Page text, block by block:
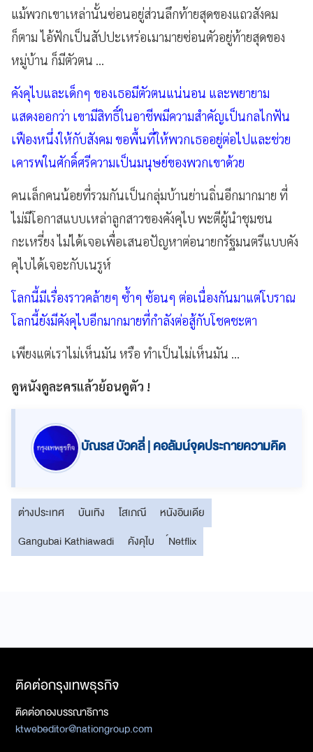
แม้พวกเขาเหล่านั้นซ่อนอยู่ส่วนลึกท้ายสุดของแถวสังคม
ก็ตาม ไอ้ฟักเป็นสัปปะเหร่อเมามายซ่อนตัวอยู่ท้ายสุดของ
หมู่บ้าน ก็มีตัวตน ...
คังคุไบและเด็กๆ ของเธอมีตัวตนแน่นอน และพยายาม
แสดงออกว่า เขามีสิทธิ์ในอาชีพมีความสำคัญเป็นกลไกฟัน
เฟืองหนึ่งให้กับสังคม ขอพื้นที่ให้พวกเธออยู่ต่อไปและช่วย
เคารพในศักดิ์ศรีความเป็นมนุษย์ของพวกเขาด้วย
คนเล็กคนน้อยที่รวมกันเป็นกลุ่มบ้านย่านถิ่นอีกมากมาย ที่
ไม่มีโอกาสแบบเหล่าลูกสาวของคังคุไบ พะตีผู้นำชุมชน
กะเหรี่ยง ไม่ได้เจอเพื่อเสนอปัญหาต่อนายกรัฐมนตรีแบบคัง
คุไบได้เจอะกับเนรูห์
โลกนี้มีเรื่องราวคล้ายๆ ซ้ำๆ ซ้อนๆ ต่อเนื่องกันมาแต่โบราณ
โลกนี้ยังมีคังคุไบอีกมากมายที่กำลังต่อสู้กับโชคชะตา
เพียงแต่เราไม่เห็นมัน หรือ ทำเป็นไม่เห็นมัน ...
ดูหนังดูละครแล้วย้อนดูตัว !
บัณรส บัวคลี่ | คอลัมน์จุดประกายความคิด
ต่างประเทศ บันเทิง โสเภณี
หนังอินเดีย
Gangubai Kathiawadi
คังคุไบ ์Netflix
ติดต่อกรุงเทพธุรกิจ
ติดต่อกองบรรณาธิการ
ktwebeditor@nationgroup.com